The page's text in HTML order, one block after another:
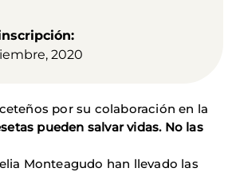
2020
por su colaboración en la
pueden salvar vidas. No las
Monteagudo han llevado las